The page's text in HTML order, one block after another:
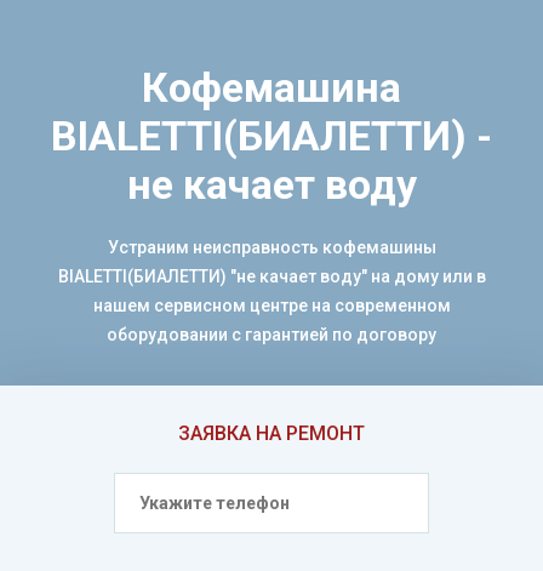
ЗАЯВКА НА РЕМОНТ
Кофемашина
BIALETTI(БИАЛЕТТИ) -
не качает воду
Устраним неисправность кофемашины
BIALETTI(БИАЛЕТТИ) "не качает воду" на дому или в
нашем сервисном центре на современном
оборудовании с гарантией по договору